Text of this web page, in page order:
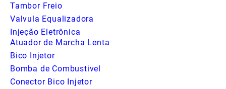
Tambor Freio
Valvula Equalizadora
Injeção Eletrônica
Atuador de Marcha Lenta
Bico Injetor
Bomba de Combustivel
Conector Bico Injetor